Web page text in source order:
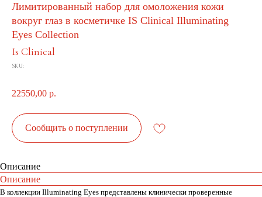
Лимитированный набор для омоложения кожи
вокруг глаз в косметичке IS Clinical Illuminating
Eyes Collection
Is Clinical
SKU:
22550,00 р.
Сообщить о поступлении
Описание
Описание
В коллекции Illuminating Eyes представлены клинически проверенные